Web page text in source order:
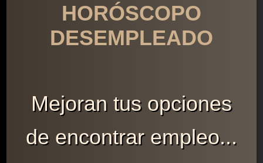
HORÓSCOPO
DESEMPLEADO
Mejoran tus opciones
de encontrar empleo...